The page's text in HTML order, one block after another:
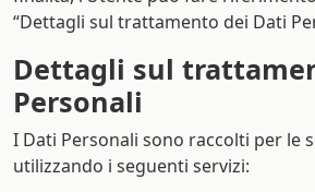
“Dettagli sul trattamento dei Dati
Dettagli sul
Personali
I Dati Personali sono raccolti per le
utilizzando i seguenti servizi: